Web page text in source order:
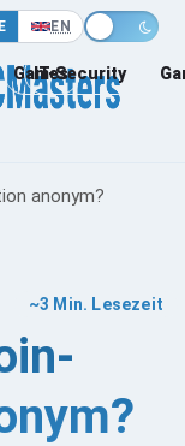
EN
Games
IT-Security
anonym?
~3 Min. Lesezeit